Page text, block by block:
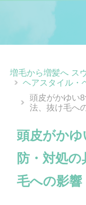
増毛から増髪へ ス
ヘアスタイル・
頭皮がかゆい
法、抜け毛へ
頭皮がか
防・対処
毛への影響